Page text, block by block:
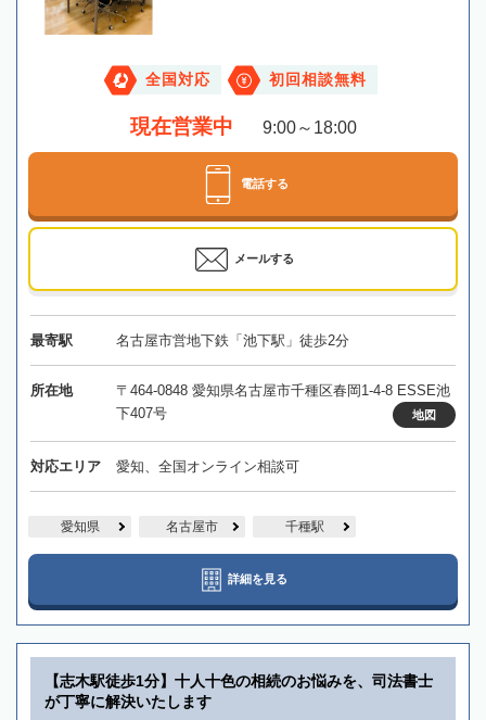
全国対応 初回相談無料
現在営業中 9:00～18:00
電話する
メールする
最寄駅 名古屋市営地下鉄「池下駅」徒歩2分
所在地
〒464-0848 愛知県名古屋市千種区春岡1-4-8 ESSE池
下407号
地図
対応エリア 愛知、全国オンライン相談可
愛知県 名古屋市 千種駅
詳細を見る
【志木駅徒歩1分】十人十色の相続のお悩みを、司法書士
が丁寧に解決いたします